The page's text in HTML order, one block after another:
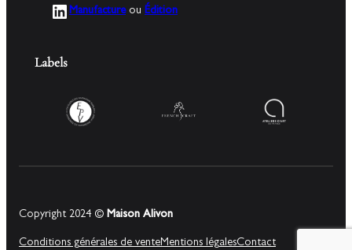
LinkedIn
Manufactureou Édition
Labels
Copyright 2024 © Maison Alivon
Conditions générales de venteMentions légalesContact